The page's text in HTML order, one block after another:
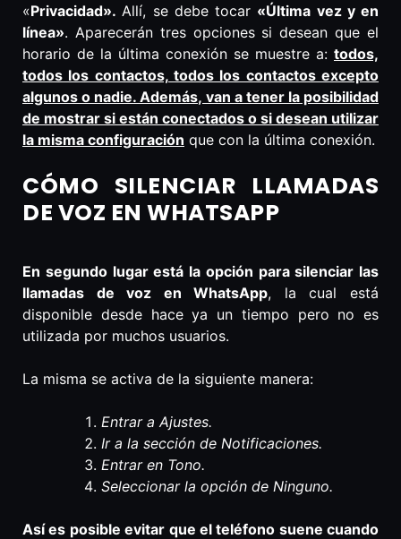
«Privacidad».Allí, se debe tocar «Última vez y en
línea». Aparecerán tres opciones si desean que el
horario de la última conexión se muestre a: todos,
todos los contactos, todos los contactos excepto
algunos o nadie. Además, van a tener la posibilidad
de mostrar si están conectados o si desean utilizar
la misma configuración que con la última conexión.
CÓMO SILENCIAR LLAMADAS
DE VOZ EN WHATSAPP
En segundo lugar está la opción para silenciar las
llamadas de voz en WhatsApp, la cual está
disponible desde hace ya un tiempo pero no es
utilizada por muchos usuarios.
La misma se activa de la siguiente manera:
Entrar a Ajustes.
Ir a la sección de Notificaciones.
Entrar en Tono.
Seleccionar la opción de Ninguno.
Así es posible evitar que el teléfono suene cuando